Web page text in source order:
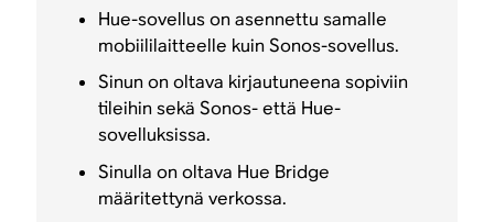
Hue-sovellus on asennettu samalle
mobiililaitteelle kuin Sonos-sovellus.
Sinun on oltava kirjautuneena sopiviin
tileihin sekä Sonos- että Hue-
sovelluksissa.
Sinulla on oltava Hue Bridge
määritettynä verkossa.